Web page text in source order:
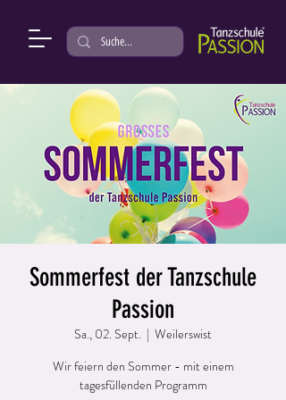
Sommerfest der Tanzschule
Passion
Sa., 02. Sept.
  |
Weilerswist
Wir feiern den Sommer - mit einem
tagesfüllenden Programm